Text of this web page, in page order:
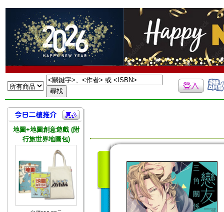
地圖+地圖創意遊戲 (附
行旅世界地圖包)